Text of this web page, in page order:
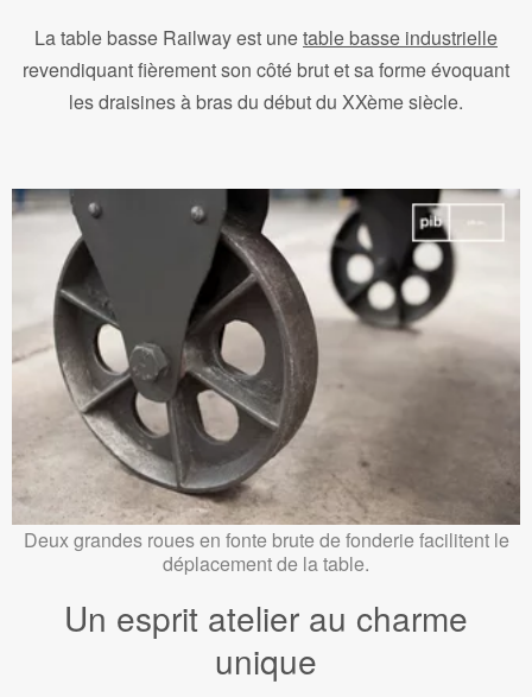
La table basse Railway est unetable basse industrielle
revendiquant fièrement son côté brut et sa forme évoquant
les draisines à bras du début du XXème siècle.
Deux grandes roues en fonte brute de fonderie facilitent le
déplacement de la table.
Un esprit atelier au charme
unique